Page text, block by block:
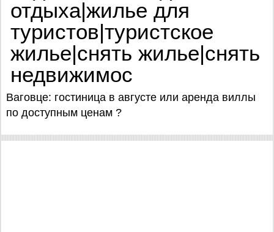
отдыха|жилье для
туристов|туристское
жилье|снять жилье|снять
недвижимос
Ваговце: гостиница в августе или аренда виллы
по доступным ценам ?